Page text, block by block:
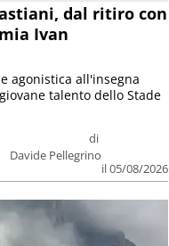
dal ritiro con
Ivan
di
Davide Pellegrino
il 05/08/2026
agonistica all'insegna
talento dello Stade